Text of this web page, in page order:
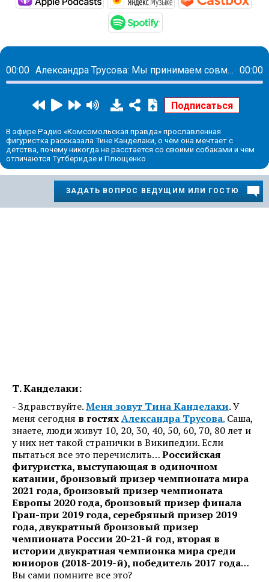
00:00 Александра Трусова: Мы принимаем совместные решения с папой и всегда последнее слово за мной 00:00
В эфире Радио «Комсомольская правда» прославленная
фигуристка рассказала Тине Канделаки, о чём она мечтает с
детства, почему никогда не расстается со своими собаками и чем
отличаются Тутберидзе и Плющенко
ЗАДАТЬ ВОПРОС ВЕДУЩИМ ИЛИ ГОСТЮ
Т. Канделаки:
- Здравствуйте.Меня зовут Тина Канделаки. У
меня сегодня в гостяхАлександра Трусова. Саша,
знаете, люди живут 10, 20, 30, 40, 50, 60, 70, 80 лет и
у них нет такой странички в Википедии. Если
пытаться все это перечислить…Российская
фигуристка, выступающая в одиночном
катании, бронзовый призер чемпионата мира
2021 года, бронзовый призер чемпионата
Европы 2020 года, бронзовый призер финала
Гран-при 2019 года, серебряный призер 2019
года, двукратный бронзовый призер
чемпионата России 20-21-й год, вторая в
истории двукратная чемпионка мира среди
юниоров (2018-2019-й), победитель 2017 года…
Вы сами помните все это?